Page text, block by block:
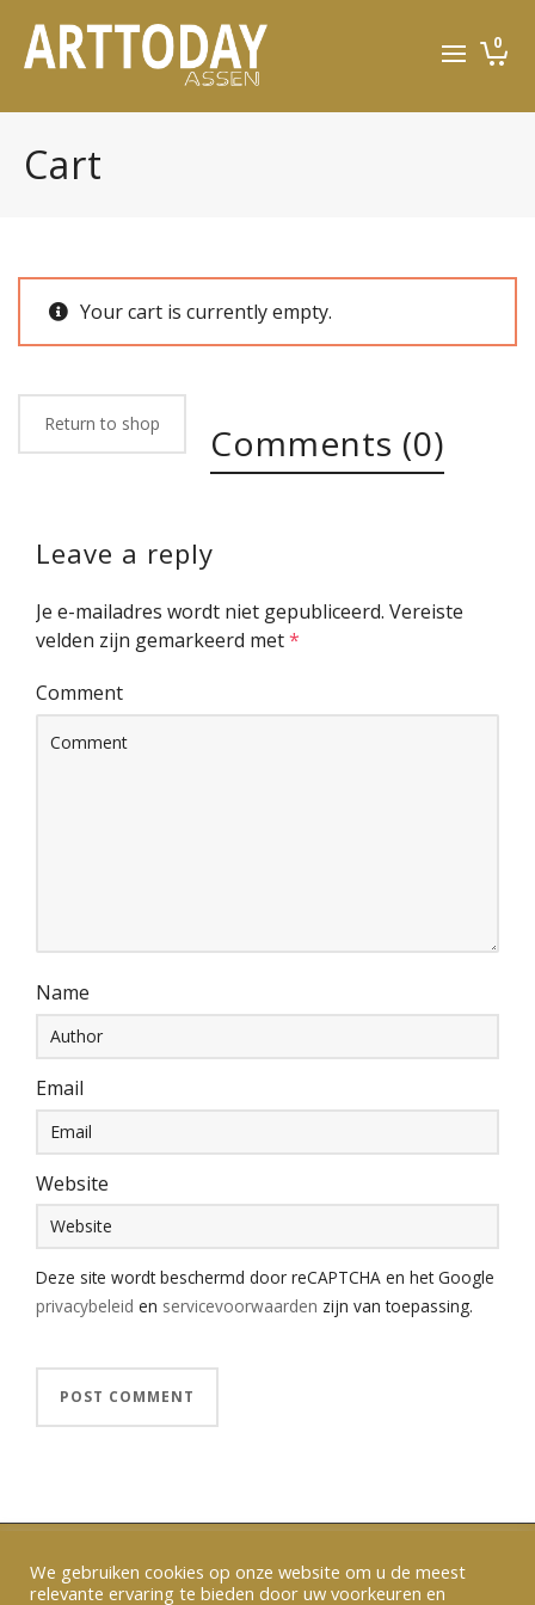
0
Cart
Your cart is currently empty.
Return to shop Comments (0)
Leave a reply
Je e-mailadres wordt niet gepubliceerd. Vereiste
velden zijn gemarkeerd met*
Comment
Name
Email
Website
Deze site wordt beschermd door reCAPTCHA en het Google
privacybeleid en servicevoorwaarden zijn van toepassing.
We gebruiken cookies op onze website om u de meest
relevante ervaring te bieden door uw voorkeuren en